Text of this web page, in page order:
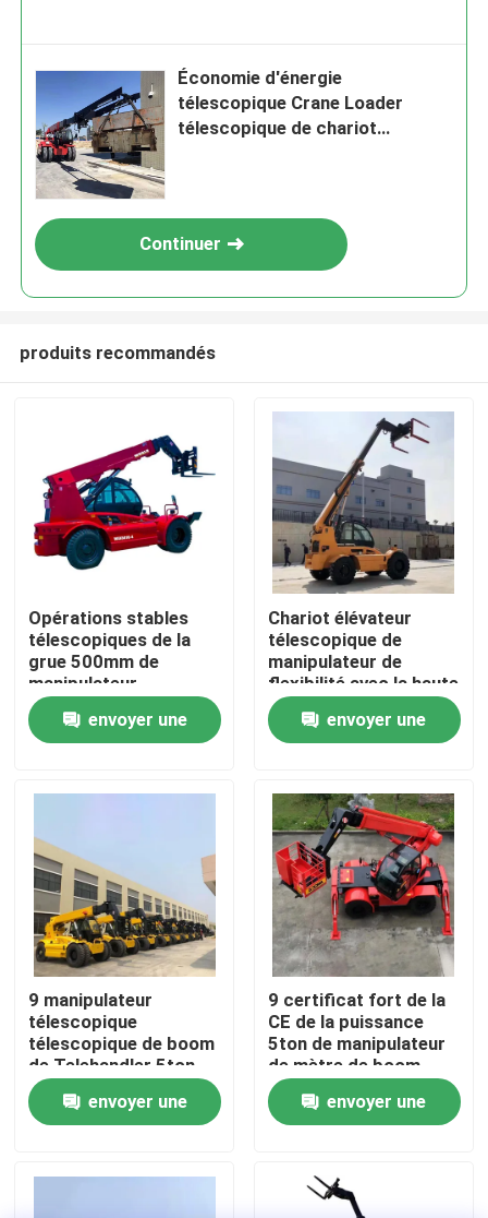
Produits
À propos de nous
Visite de l'usine
Contrôle de la qualité
Nous contacter
Nouvelles
Les affaires
Économie d'énergie
télescopique Crane Loader
télescopique de chariot
Continuer
produits recommandés
Opérations stables
télescopiques de la
grue 500mm de
manipulateur
d'adaptabilité
d'individuenvoyer une
Chariot élévateur
télescopique de
manipulateur de
flexibilité avec la haute
fourchette intense
envoyer une
9 manipulateur
télescopique
télescopique de boom
de Telehandler 5ton
de chariot élévateur
de mètreenvoyer une
9 certificat fort de la
CE de la puissance
5ton de manipulateur
de mètre de boom
télescopique de
chariot élévateur
envoyer une